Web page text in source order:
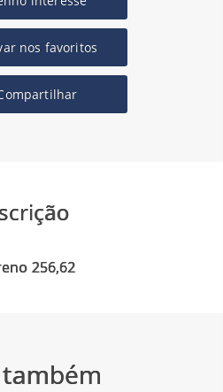
nos favoritos
Terreno 256,62